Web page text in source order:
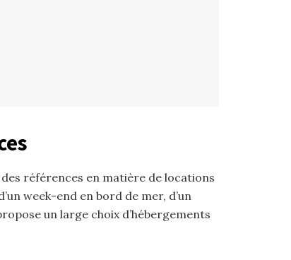
des références en matière de locations
week-end en bord de mer, d’un
un large choix d’hébergements